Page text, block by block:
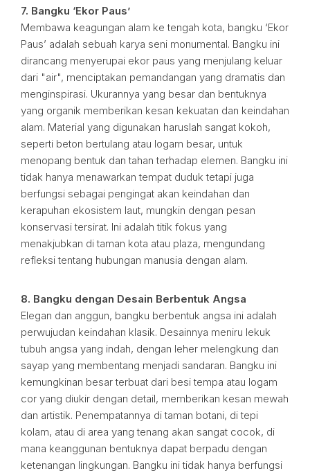
7. Bangku ‘Ekor Paus’
Membawa keagungan alam ke tengah kota, bangku ‘Ekor
Paus’ adalah sebuah karya seni monumental. Bangku ini
dirancang menyerupai ekor paus yang menjulang keluar
dari "air", menciptakan pemandangan yang dramatis dan
menginspirasi. Ukurannya yang besar dan bentuknya
yang organik memberikan kesan kekuatan dan keindahan
alam. Material yang digunakan haruslah sangat kokoh,
seperti beton bertulang atau logam besar, untuk
menopang bentuk dan tahan terhadap elemen. Bangku ini
tidak hanya menawarkan tempat duduk tetapi juga
berfungsi sebagai pengingat akan keindahan dan
kerapuhan ekosistem laut, mungkin dengan pesan
konservasi tersirat. Ini adalah titik fokus yang
menakjubkan di taman kota atau plaza, mengundang
refleksi tentang hubungan manusia dengan alam.
8. Bangku dengan Desain Berbentuk Angsa
Elegan dan anggun, bangku berbentuk angsa ini adalah
perwujudan keindahan klasik. Desainnya meniru lekuk
tubuh angsa yang indah, dengan leher melengkung dan
sayap yang membentang menjadi sandaran. Bangku ini
kemungkinan besar terbuat dari besi tempa atau logam
cor yang diukir dengan detail, memberikan kesan mewah
dan artistik. Penempatannya di taman botani, di tepi
kolam, atau di area yang tenang akan sangat cocok, di
mana keanggunan bentuknya dapat berpadu dengan
ketenangan lingkungan. Bangku ini tidak hanya berfungsi